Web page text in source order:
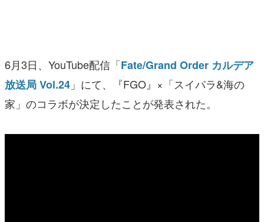
アプリレビュー
その他
6月3日、YouTube配信「Fate/Grand Order カルデア
放送局 Vol.24 」にて、『FGO』×「スイパラ&海の
家」のコラボが決定したことが発表された。